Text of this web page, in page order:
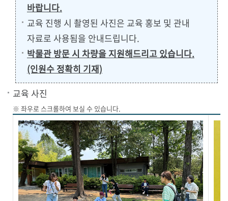
바랍니다.
교육 진행 시 촬영된 사진은 교육 홍보 및 관내
자료로 사용됨을 안내드립니다.
박물관 방문 시 차량을 지원해드리고 있습니다.
(인원수 정확히 기재)
교육 사진